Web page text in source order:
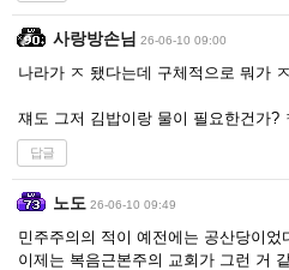
사랑방손님 26-06-10 09:00
나라가 ㅈ 됐다는데 구체적으로 뭐가
쟤도 그저 김밥이랑 물이 필요한건가?
답글
노도 26-06-10 09:49
민주주의의 적이 예전에는 공산당이었
이제는 복음근본주의 교회가 그런 거